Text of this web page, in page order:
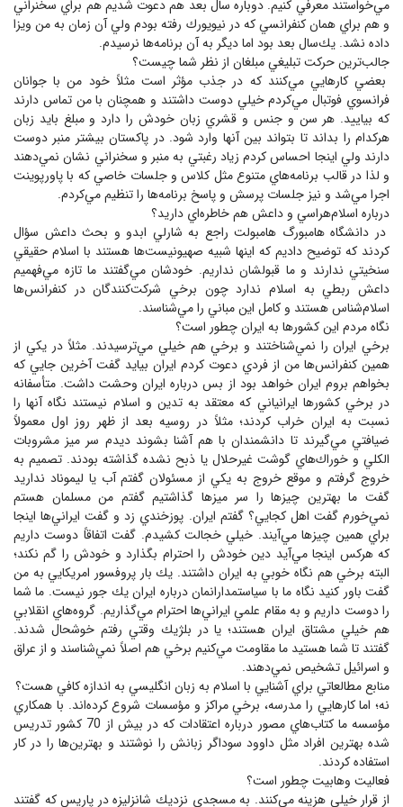
مي‌خواستند معرفي كنيم. دوباره سال بعد هم دعوت شديم هم براي سخنراني
و هم براي همان كنفرانسي كه در نيويورك رفته بودم ولي آن زمان به من ويزا
داده نشد. يك‌سال بعد بود اما ديگر به آن برنامه‌ها نرسيدم.
جالب‌ترين حركت تبليغي مبلغان از نظر شما چيست؟
بعضي كارهايي مي‌كنند كه در جذب مؤثر است مثلاً خود من با جوانان
فرانسوي فوتبال مي‌كردم خيلي دوست داشتند و همچنان با من تماس دارند
كه بياييد. هر سن و جنس و قشري زبان خودش را دارد و مبلغ بايد زبان
هركدام را بداند تا بتواند بين آنها وارد شود. در پاكستان بيشتر منبر دوست
دارند ولي اينجا احساس كردم زياد رغبتي به منبر و سخنراني نشان نمي‌دهند
و لذا در قالب برنامه‌هاي متنوع مثل كلاس و جلسات خاصي كه با پاورپوينت
اجرا مي‌شد و نيز جلسات پرسش و پاسخ برنامه‌ها را تنظيم مي‌كردم.
درباره اسلام‌هراسي و داعش هم خاطره‌اي داريد؟
در دانشگاه هامبورگ هامبولت راجع به شارلي ابدو و بحث داعش سؤال
كردند كه توضيح داديم كه اينها شبيه صهيونيست‌ها هستند با اسلام حقيقي
سنخيتي ندارند و ما قبولشان نداريم. خودشان مي‌گفتند ما تازه مي‌فهميم
داعش ربطي به اسلام ندارد چون برخي شركت‌كنندگان در كنفرانس‌ها
اسلام‌شناس هستند و كامل اين مباني را مي‌شناسند.
نگاه مردم اين كشورها به ايران چطور است؟
برخي ايران را نمي‌شناختند و برخي هم خيلي مي‌ترسيدند. مثلاً در يكي از
همين كنفرانس‌ها من از فردي دعوت كردم ايران بيايد گفت آخرين جايي كه
بخواهم بروم ايران خواهد بود از بس درباره ايران وحشت داشت. متأسفانه
در برخي كشورها ايرانياني كه معتقد به تدين و اسلام نيستند نگاه آنها را
نسبت به ايران خراب كردند؛ مثلاً در روسيه بعد از ظهر روز اول معمولاً
ضيافتي مي‌گيرند تا دانشمندان با هم آشنا بشوند ديدم سر ميز مشروبات
الكلي و خوراك‌هاي گوشت غيرحلال يا ذبح نشده گذاشته بودند. تصميم به
خروج گرفتم و موقع خروج به يكي از مسئولان گفتم آب يا ليموناد نداريد
گفت ما بهترين چيزها را سر ميزها گذاشتيم گفتم من مسلمان هستم
نمي‌خورم گفت اهل كجايي؟ گفتم ايران. پوزخندي زد و گفت ايراني‌ها اينجا
براي همين چيزها مي‌آيند. خيلي خجالت كشيدم. گفت اتفاقاً دوست داريم
كه هركس اينجا مي‌آيد دين خودش را احترام بگذارد و خودش را گم نكند؛
البته برخي هم نگاه خوبي به ايران داشتند. يك بار پروفسور امريكايي به من
گفت باور كنيد نگاه ما با سياستمدارانمان درباره ايران يك جور نيست. ما شما
را دوست داريم و به مقام علمي ايراني‌ها احترام مي‌گذاريم. گروه‌هاي انقلابي
هم خيلي مشتاق ايران هستند؛ يا در بلژيك وقتي رفتم خوشحال شدند.
گفتند تا شما هستيد ما مقاومت مي‌كنيم برخي هم اصلاً نمي‌شناسند و از عراق
و اسرائيل تشخيص نمي‌دهند.
منابع مطالعاتي براي آشنايي با اسلام به زبان انگليسي به اندازه كافي هست؟
نه؛ اما كارهايي را مدرسه، برخي مراكز و مؤسسات شروع كرده‌اند. با همكاري
مؤسسه ما كتاب‌هاي مصور درباره اعتقادات كه در بيش از 70 كشور تدريس
شده بهترين افراد مثل داوود سوداگر زبانش را نوشتند و بهترين‌ها را در كار
استفاده كردند.
فعاليت وهابيت چطور است؟
از قرار خيلي هزينه مي‌كنند. به مسجدي نزديك شانز‌ليزه در پاريس كه گفتند